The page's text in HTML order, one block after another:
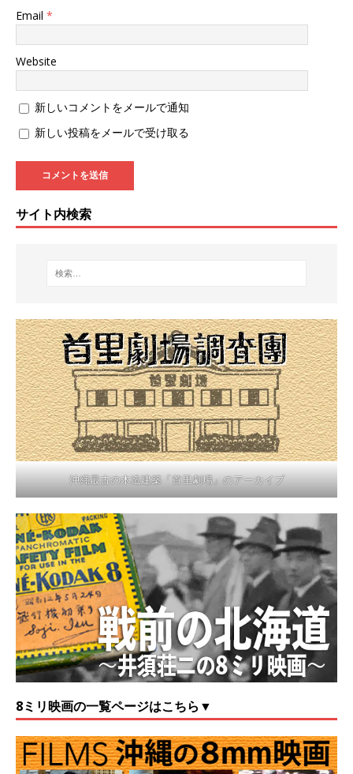
Email *
Website
新しいコメントをメールで通知
新しい投稿をメールで受け取る
サイト内検索
沖縄最古の木造建築「首里劇場」のアーカイブ
8ミリ映画の一覧ページはこちら▼